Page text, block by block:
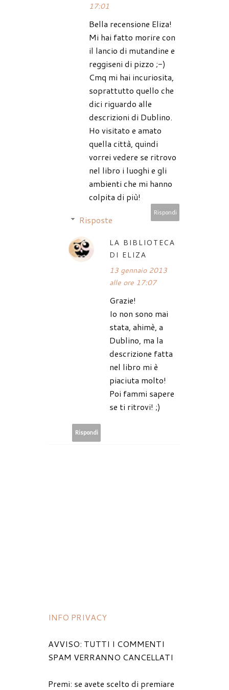
17:01
Bella recensione Eliza!
Mi hai fatto morire con
il lancio di mutandine e
reggiseni di pizzo ;-)
Cmq mi hai incuriosita,
soprattutto quello che
dici riguardo alle
descrizioni di Dublino.
Ho visitato e amato
quella città, quindi
vorrei vedere se ritrovo
nel libro i luoghi e gli
ambienti che mi hanno
colpita di più!
Rispondi
Risposte
LA BIBLIOTECA
DI ELIZA
13 gennaio 2013
alle ore 17:07
Grazie!
Io non sono mai
stata, ahimè, a
Dublino, ma la
descrizione fatta
nel libro mi è
piaciuta molto!
Poi fammi sapere
se ti ritrovi! ;)
Rispondi
INFO PRIVACY
AVVISO: TUTTI I COMMENTI
SPAM VERRANNO CANCELLATI
Premi: se avete scelto di premiare